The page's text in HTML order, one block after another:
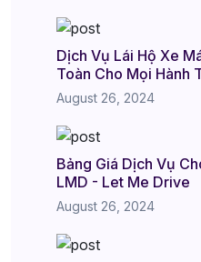
Dịch Vụ Lái Hộ Xe
Toàn Cho Mọi Hành
August 26, 2024
Bảng Giá Dịch Vụ
LMD - Let Me Drive
August 26, 2024